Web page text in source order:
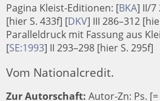
Pagina Kleist-Editionen: [BKA] II/7
[hier S. 433f] [DKV] III 286–312
Paralleldruck mit Fassung aus
[SE:1993] II 293–298 [hier S. 295f]
Vom Nationalcredit.
Zur Autorschaft: Autor-Zn: Ps.